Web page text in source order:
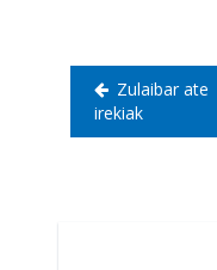
Zulaibar ate
irekiak